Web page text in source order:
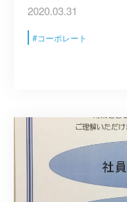
2020.03.31
コーポレート